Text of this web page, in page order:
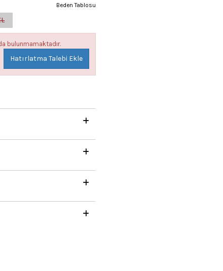
Beden Tablosu
bulunmamaktadır.
Hatırlatma Talebi Ekle